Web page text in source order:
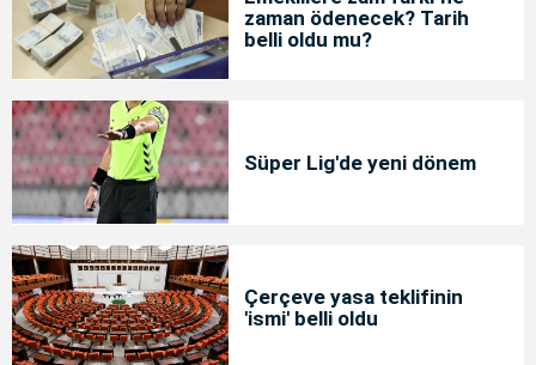
zaman ödenecek? Tarih
belli oldu mu?
Süper Lig'de yeni dönem
Çerçeve yasa teklifinin
'ismi' belli oldu